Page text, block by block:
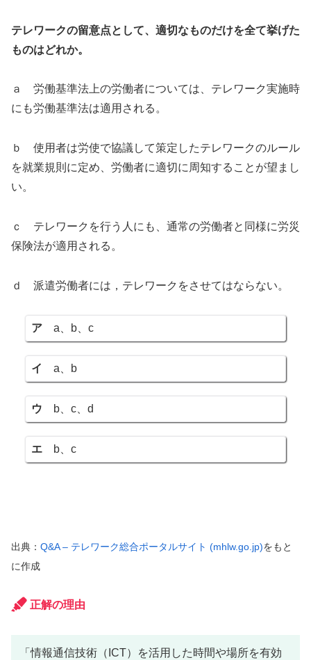
テレワークの留意点として、適切なものだけを全て挙げた
ものはどれか。
ａ 労働基準法上の労働者については、テレワーク実施時
にも労働基準法は適用される。
ｂ 使用者は労使で協議して策定したテレワークのルール
を就業規則に定め、労働者に適切に周知することが望まし
い。
ｃ テレワークを行う人にも、通常の労働者と同様に労災
保険法が適用される。
ｄ 派遣労働者には，テレワークをさせてはならない。
ア a、b、c
イ a、b
ウ b、c、d
エ b、c
出典： Q&A – テレワーク総合ポータルサイト (mhlw.go.jp)をもと
に作成
正解の理由
「情報通信技術（ICT）を活用した時間や場所を有効